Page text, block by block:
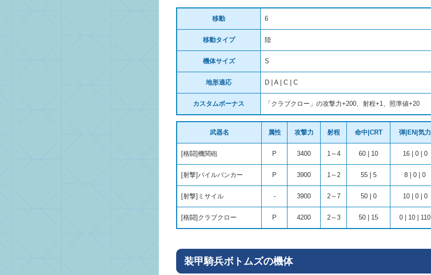
移動 6
移動タイプ 陸
機体サイズ S
地形適応 D | A | C | C
カスタムボーナス 「クラブクロー」の攻撃力+200、射程+1、照準値+20
武器名 属性 攻撃力 射程 命中|CRT 弾|EN|気力
[格闘]機関砲 P 3400 1～4 60 | 10 16 | 0 | 0
[射撃]パイルバンカー P 3900 1～2 55 | 5 8 | 0 | 0
[射撃]ミサイル - 3900 2～7 50 | 0 10 | 0 | 0
[格闘]クラブクロー P 4200 2～3 50 | 15 0 | 10 | 110
装甲騎兵ボトムズの機体